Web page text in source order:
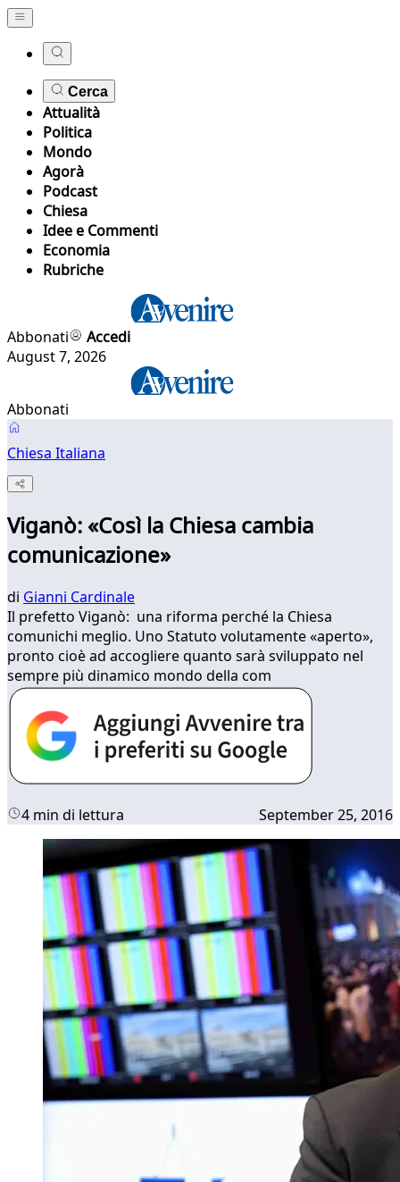
Cerca
Attualità
Politica
Mondo
Agorà
Podcast
Chiesa
Idee e Commenti
Economia
Rubriche
Abbonati
Accedi
August 7, 2026
Abbonati
Chiesa Italiana
Viganò: «Così la Chiesa cambia
comunicazione»
di Gianni Cardinale
Il prefetto Viganò: una riforma perché la Chiesa
comunichi meglio. Uno Statuto volutamente «aperto»,
pronto cioè ad accogliere quanto sarà sviluppato nel
sempre più dinamico mondo della com
4 min di lettura September 25, 2016